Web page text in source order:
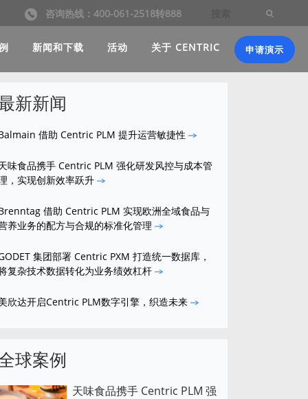
咨询热线：400-061-2518转888
新闻和下载 活动 关于 CENTRIC 申请演示
新新闻
借助 Centric PLM 提升运营敏捷性
味食品携手 Centric PLM 强化研发风控与成本管
，实现创新效率跃升
借助 Centric PLM 实现欧洲全域食品与
养业务的配方与合规的标准化管理
集团部署 Centric PXM 打造统一数据库，
复杂技术数据转化为业务绩效杠杆
欣达开启Centric PLM数字引擎，织造未来
球案例
天味食品携手 Centric PLM 强